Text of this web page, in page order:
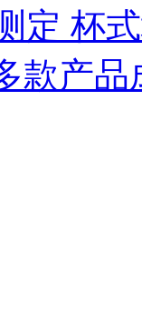
定 杯
款产